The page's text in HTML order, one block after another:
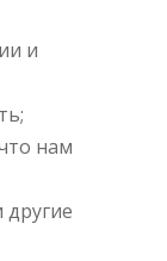
и
нам
другие